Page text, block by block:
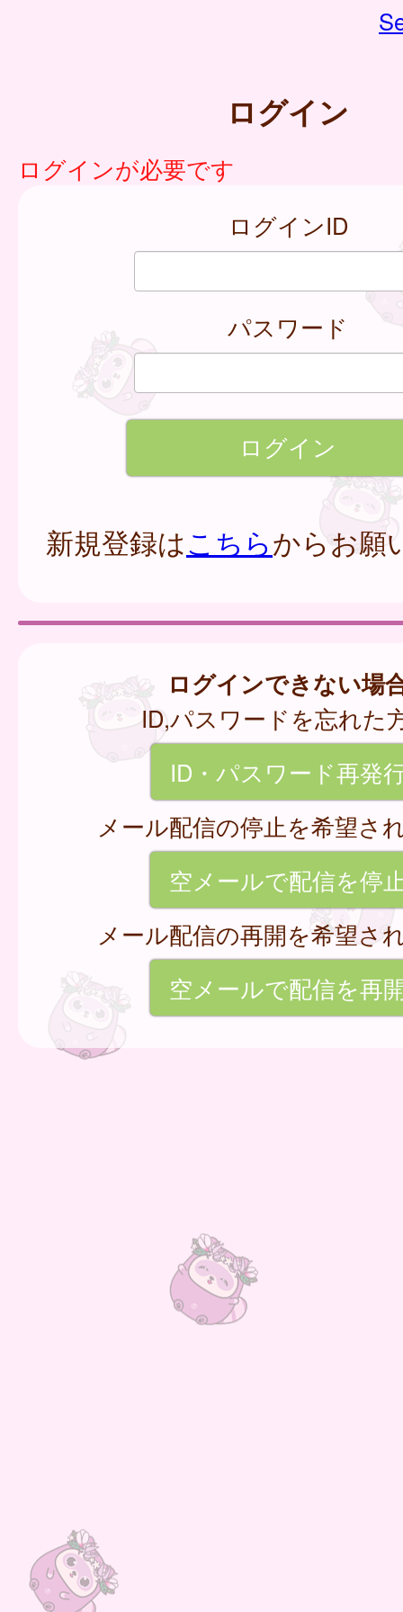
ログイン
ログインが必要です
ログインID
パスワード
新規登録はこちらからお願
ログインできない場
ID,パスワードを忘れた
ID・パスワード再発
メール配信の停止を希望さ
空メールで配信を停
メール配信の再開を希望さ
空メールで配信を再